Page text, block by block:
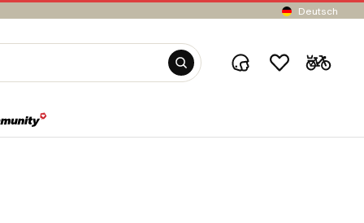
Deutsch